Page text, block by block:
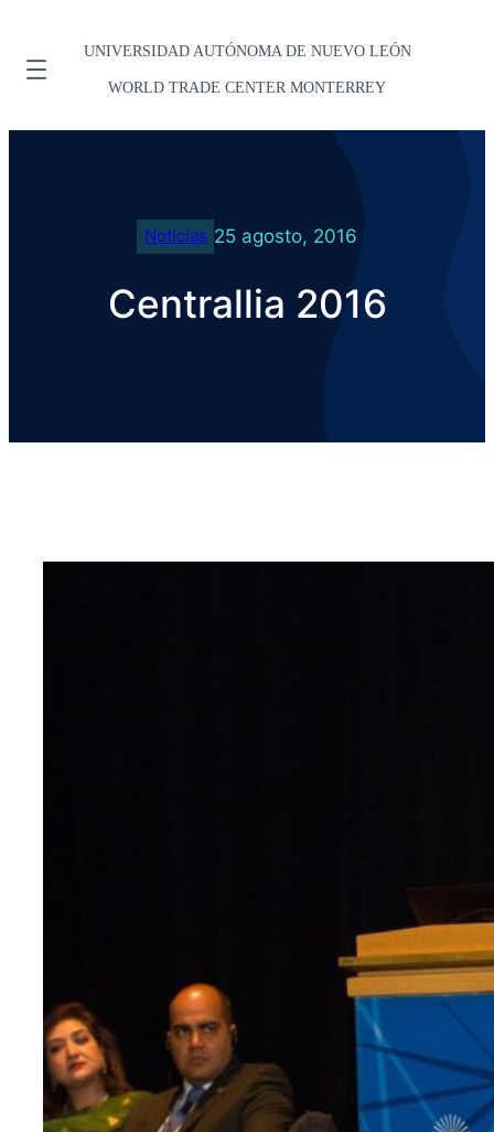
UNIVERSIDAD AUTÓNOMA DE NUEVO LEÓN
WORLD TRADE CENTER MONTERREY
Noticias 25 agosto, 2016
Centrallia 2016